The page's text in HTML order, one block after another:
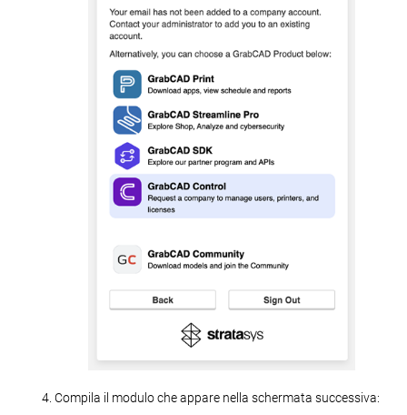
Compila il modulo che appare nella schermata successiva: